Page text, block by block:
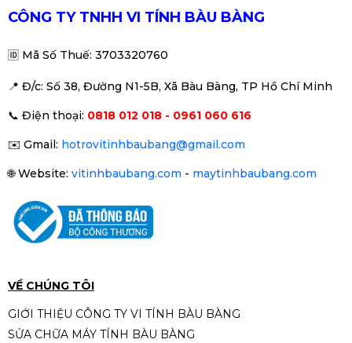
✔ Phù hợp tản nhiệt nước 240 / 360mm
890.000đ 1.090.000đ
Black EN44953 (MATX, Trắng/
VỎ CASE XIGMATEK PANO M
NANO 3GF EN45523 (MATX, 3
CÔNG TY TNHH VI TÍNH BÀU BÀNG
🆔 Mã Số Thuế: 3703320760
📍 Đ/c: Số 38, Đường N1-5B, Xã Bàu Bàng, TP Hồ Chí Minh
📞 Điện thoại: 0818 012 018 - 0961 060 616
✉️ Gmail: hotrovitinhbaubang@gmail.com
🌐Website: vitinhbaubang.com - maytinhbaubang.com
VỀ CHÚNG TÔI
GIỚI THIỆU CÔNG TY VI TÍNH BÀU BÀNG
SỬA CHỮA MÁY TÍNH BÀU BÀNG